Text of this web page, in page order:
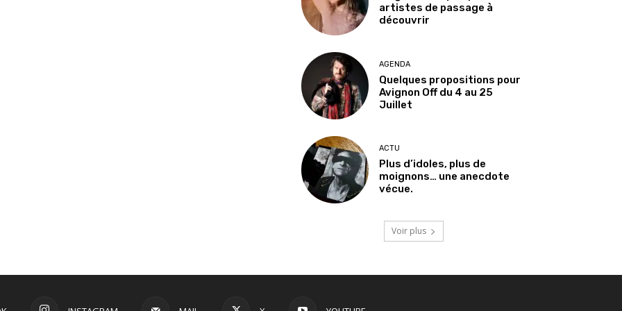
artistes de passage à
découvrir
AGENDA
Quelques propositions pour
Avignon Off du 4 au 25
Juillet
ACTU
Plus d’idoles, plus de
moignons… une anecdote
vécue.
Voir plus